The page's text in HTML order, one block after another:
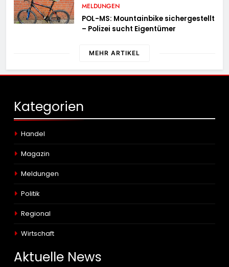
MELDUNGEN
POL-MS: Mountainbike sichergestellt
– Polizei sucht Eigentümer
MEHR ARTIKEL
Kategorien
Handel
Magazin
Meldungen
Politik
Regional
Wirtschaft
Aktuelle News